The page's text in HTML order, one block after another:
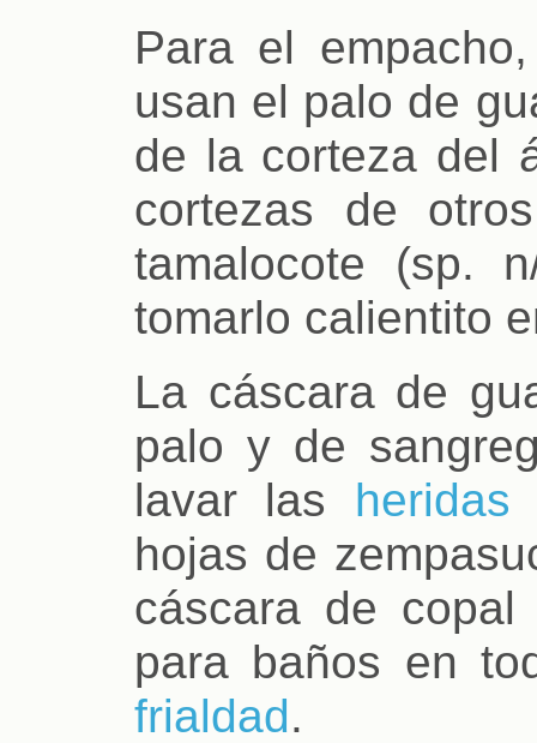
Para el
usan el palo de
de la corteza del
cortezas de
tamalocote (sp.
tomarlo calientito
La cáscara de
palo y de
lavar las heridas
hojas de
cáscara de
para baños en
frialdad.